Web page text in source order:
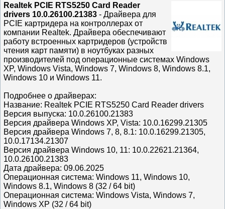
Realtek PCIE RTS5250 Card Reader
drivers 10.0.26100.21383 - Драйвера для
PCIE картридера на контроллерах от
компании Realtek. Драйвера обеспечивают
работу встроенных картридеров (устройств
чтения карт памяти) в ноутбуках разных
производителей под операционные системах Windows
XP, Windows Vista, Windows 7, Windows 8, Windows 8.1,
Windows 10 и Windows 11.
Подробнее о драйверах:
Название: Realtek PCIE RTS5250 Card Reader drivers
Версия выпуска: 10.0.26100.21383
Версия драйвера Windows XP, Vista: 10.0.16299.21305
Версия драйвера Windows 7, 8, 8.1: 10.0.16299.21305,
10.0.17134.21307
Версия драйвера Windows 10, 11: 10.0.22621.21364,
10.0.26100.21383
Дата драйвера: 09.06.2025
Операционная система: Windows 11, Windows 10,
Windows 8.1, Windows 8 (32 / 64 bit)
Операционная система: Windows Vista, Windows 7,
Windows XP (32 / 64 bit)